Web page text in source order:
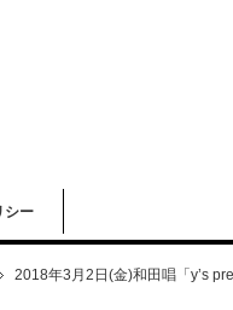
シー
2018年3月2日(金)和田唱「y’s